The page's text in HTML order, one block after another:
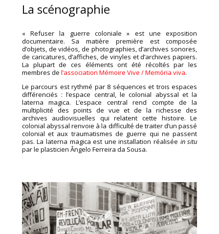
La scénographie
« Refuser la guerre coloniale » est une exposition
documentaire. Sa matière première est composée
d’objets, de vidéos, de photographies, d’archives sonores,
de caricatures, d’affiches, de vinyles et d’archives papiers.
La plupart de ces éléments ont été récoltés par les
membres de l’association Mémoire Vive / Memória viva.
Le parcours est rythmé par 8 séquences et trois espaces
différenciés : l’espace central, le colonial abyssal et la
laterna magica. L’espace central rend compte de la
multiplicité des points de vue et de la richesse des
archives audiovisuelles qui relatent cette histoire. Le
colonial abyssal renvoie à la difficulté de traiter d’un passé
colonial et aux traumatismes de guerre qui ne passent
pas. La laterna magica est une installation réalisée in situ
par le plasticien Ângelo Ferreira da Sousa.